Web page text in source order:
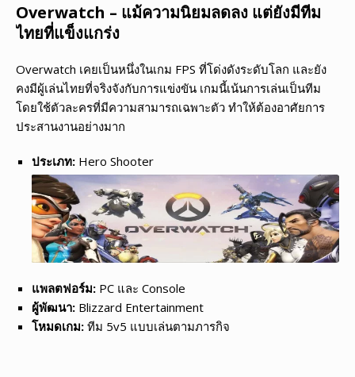
Overwatch – แม้ความนิยมลดลง แต่ยังมีทีม
ไทยที่แข็งแกร่ง
Overwatch เคยเป็นหนึ่งในเกม FPS ที่โด่งดังระดับโลก และยัง
คงมีผู้เล่นไทยที่จริงจังกับการแข่งขัน เกมนี้เน้นการเล่นเป็นทีม
โดยใช้ตัวละครที่มีความสามารถเฉพาะตัว ทำให้ต้องอาศัยการ
ประสานงานอย่างมาก
ประเภท: Hero Shooter
แพลตฟอร์ม: PC และ Console
ผู้พัฒนา: Blizzard Entertainment
โหมดเกม: ทีม 5v5 แบบเล่นตามภารกิจ